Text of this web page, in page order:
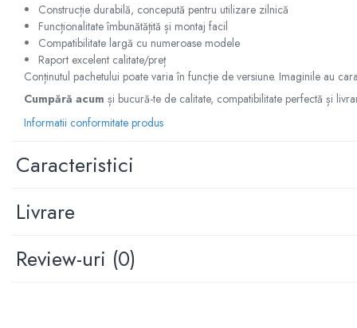
Manson schimbator
Masute de bord
Schimbatoare
Scrumiera
Ventilator
Accesorii remorca
Cupla remorca
Stopuri remorca
Construcție durabilă, concepută pentru utilizare zilnică
Funcționalitate îmbunătățită și montaj facil
Compatibilitate largă cu numeroase modele
Raport excelent calitate/preț
Conținutul pachetului poate varia în funcție de versiune. Imaginile au
Cumpără acum și bucură-te de calitate, compatibilitate perfectă și
Informatii conformitate produs
Caracteristici
Livrare
Review-uri (0)